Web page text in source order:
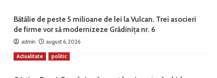
Bătălie de peste 5 milioane de lei la Vulcan. Trei asocieri
de firme vor să modernizeze Grădinița nr. 6
admin august 6, 2026
Actualitate politic